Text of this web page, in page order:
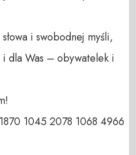
i swobodnej myśli,
dla Was – obywatelek i
1045 2078 1068 4966